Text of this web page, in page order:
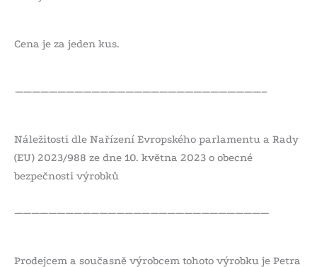
Cena je za jeden kus.
—————————————————————————————–
Náležitosti dle Nařízení Evropského parlamentu a Rady
(EU) 2023/988 ze dne 10. května 2023 o obecné
bezpečnosti výrobků
——————————————————————————————
Prodejcem a současně výrobcem tohoto výrobku je Petra